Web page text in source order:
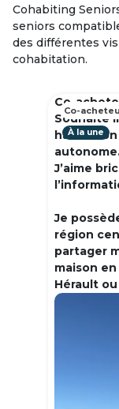
Cohabiting
seniors
des différentes
cohabitation.
Co-
Souhaite
J’aime
Je
région
partager
maison
Hérault
À la une
Co-